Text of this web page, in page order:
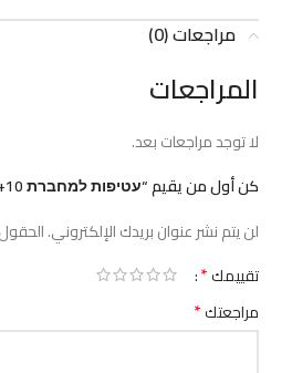
مراجعات (0)
المراجعات
لا توجد مراجعات بعد.
كن أول من يقيم “עטיפות למחברת 10+10מיני”
لن يتم نشر عنوان بريدك الإلكتروني.الحقول
تقييمك*
مراجعتك*